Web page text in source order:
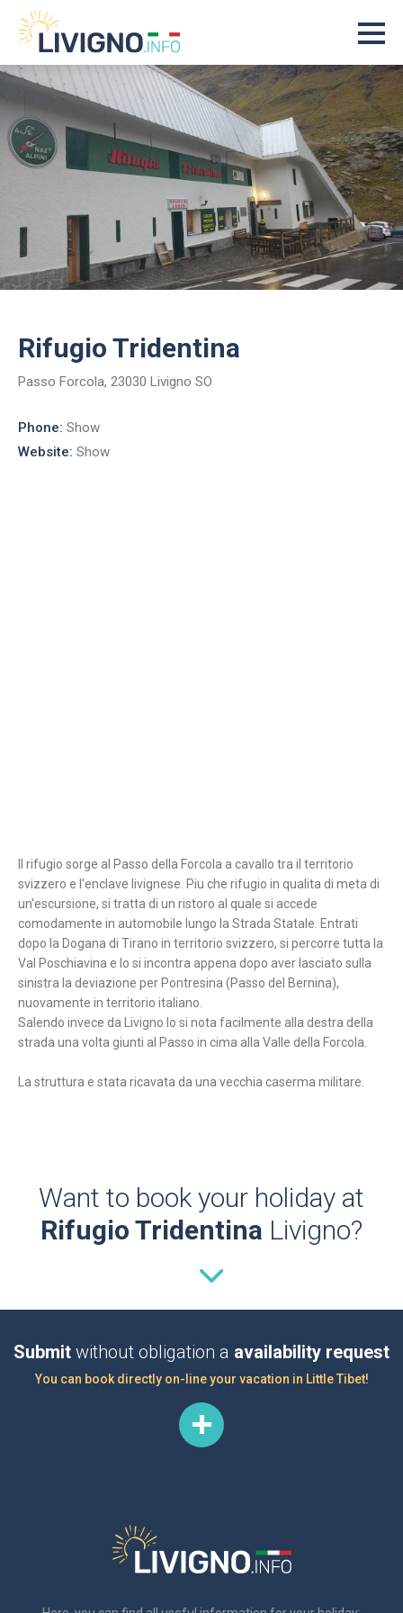
Rifugio Tridentina
Passo Forcola, 23030 Livigno SO
Phone: Show
Website: Show
Il rifugio sorge al Passo della Forcola a cavallo tra il territorio
svizzero e l'enclave livignese. Piu che rifugio in qualita di meta di
un'escursione, si tratta di un ristoro al quale si accede
comodamente in automobile lungo la Strada Statale. Entrati
dopo la Dogana di Tirano in territorio svizzero, si percorre tutta la
Val Poschiavina e lo si incontra appena dopo aver lasciato sulla
sinistra la deviazione per Pontresina (Passo del Bernina),
nuovamente in territorio italiano.
Salendo invece da Livigno lo si nota facilmente alla destra della
strada una volta giunti al Passo in cima alla Valle della Forcola.
La struttura e stata ricavata da una vecchia caserma militare.
Want to book your holiday at
Rifugio Tridentina Livigno?
Submit without obligation a availability request
You can book directly on-line your vacation in Little Tibet!